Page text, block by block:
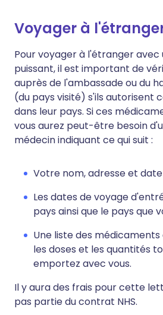
Voyager à
Pour voyager à l'étranger avec
puissant, il est important de
auprès de l'ambassade ou du
(du pays visité) s'ils autorisent
dans leur pays. Si ces
vous aurez peut-être besoin
médecin indiquant ce qui suit :
Votre nom, adresse et
Les dates de voyage
pays ainsi que le pays que
Une liste des médicaments
les doses et les quantités
emportez avec vous.
Il y aura des frais pour cette
pas partie du contrat NHS.